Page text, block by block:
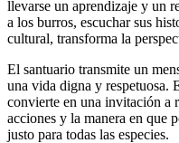
llevarse un aprendizaje y un
a los burros, escuchar sus
cultural, transforma la
El santuario transmite un
una vida digna y respetuosa.
convierte en una invitación a
acciones y la manera en que
justo para todas las especies.